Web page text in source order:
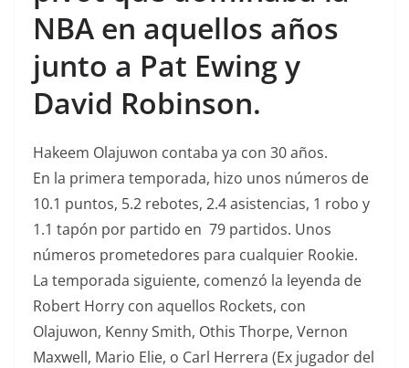
NBA en aquellos años
junto a Pat Ewing y
David Robinson.
Hakeem Olajuwon contaba ya con 30 años.
En la primera temporada, hizo unos números de
10.1 puntos, 5.2 rebotes, 2.4 asistencias, 1 robo y
1.1 tapón por partido en 79 partidos. Unos
números prometedores para cualquier Rookie.
La temporada siguiente, comenzó la leyenda de
Robert Horry con aquellos Rockets, con
Olajuwon, Kenny Smith, Othis Thorpe, Vernon
Maxwell, Mario Elie, o Carl Herrera (Ex jugador del